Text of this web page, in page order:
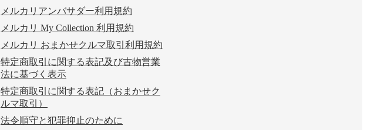
メルカリアンバサダー利用規約
メルカリ My Collection 利用規約
メルカリ おまかせクルマ取引利用規約
特定商取引に関する表記及び古物営業
法に基づく表示
特定商取引に関する表記（おまかせク
ルマ取引）
法令順守と犯罪抑止のために